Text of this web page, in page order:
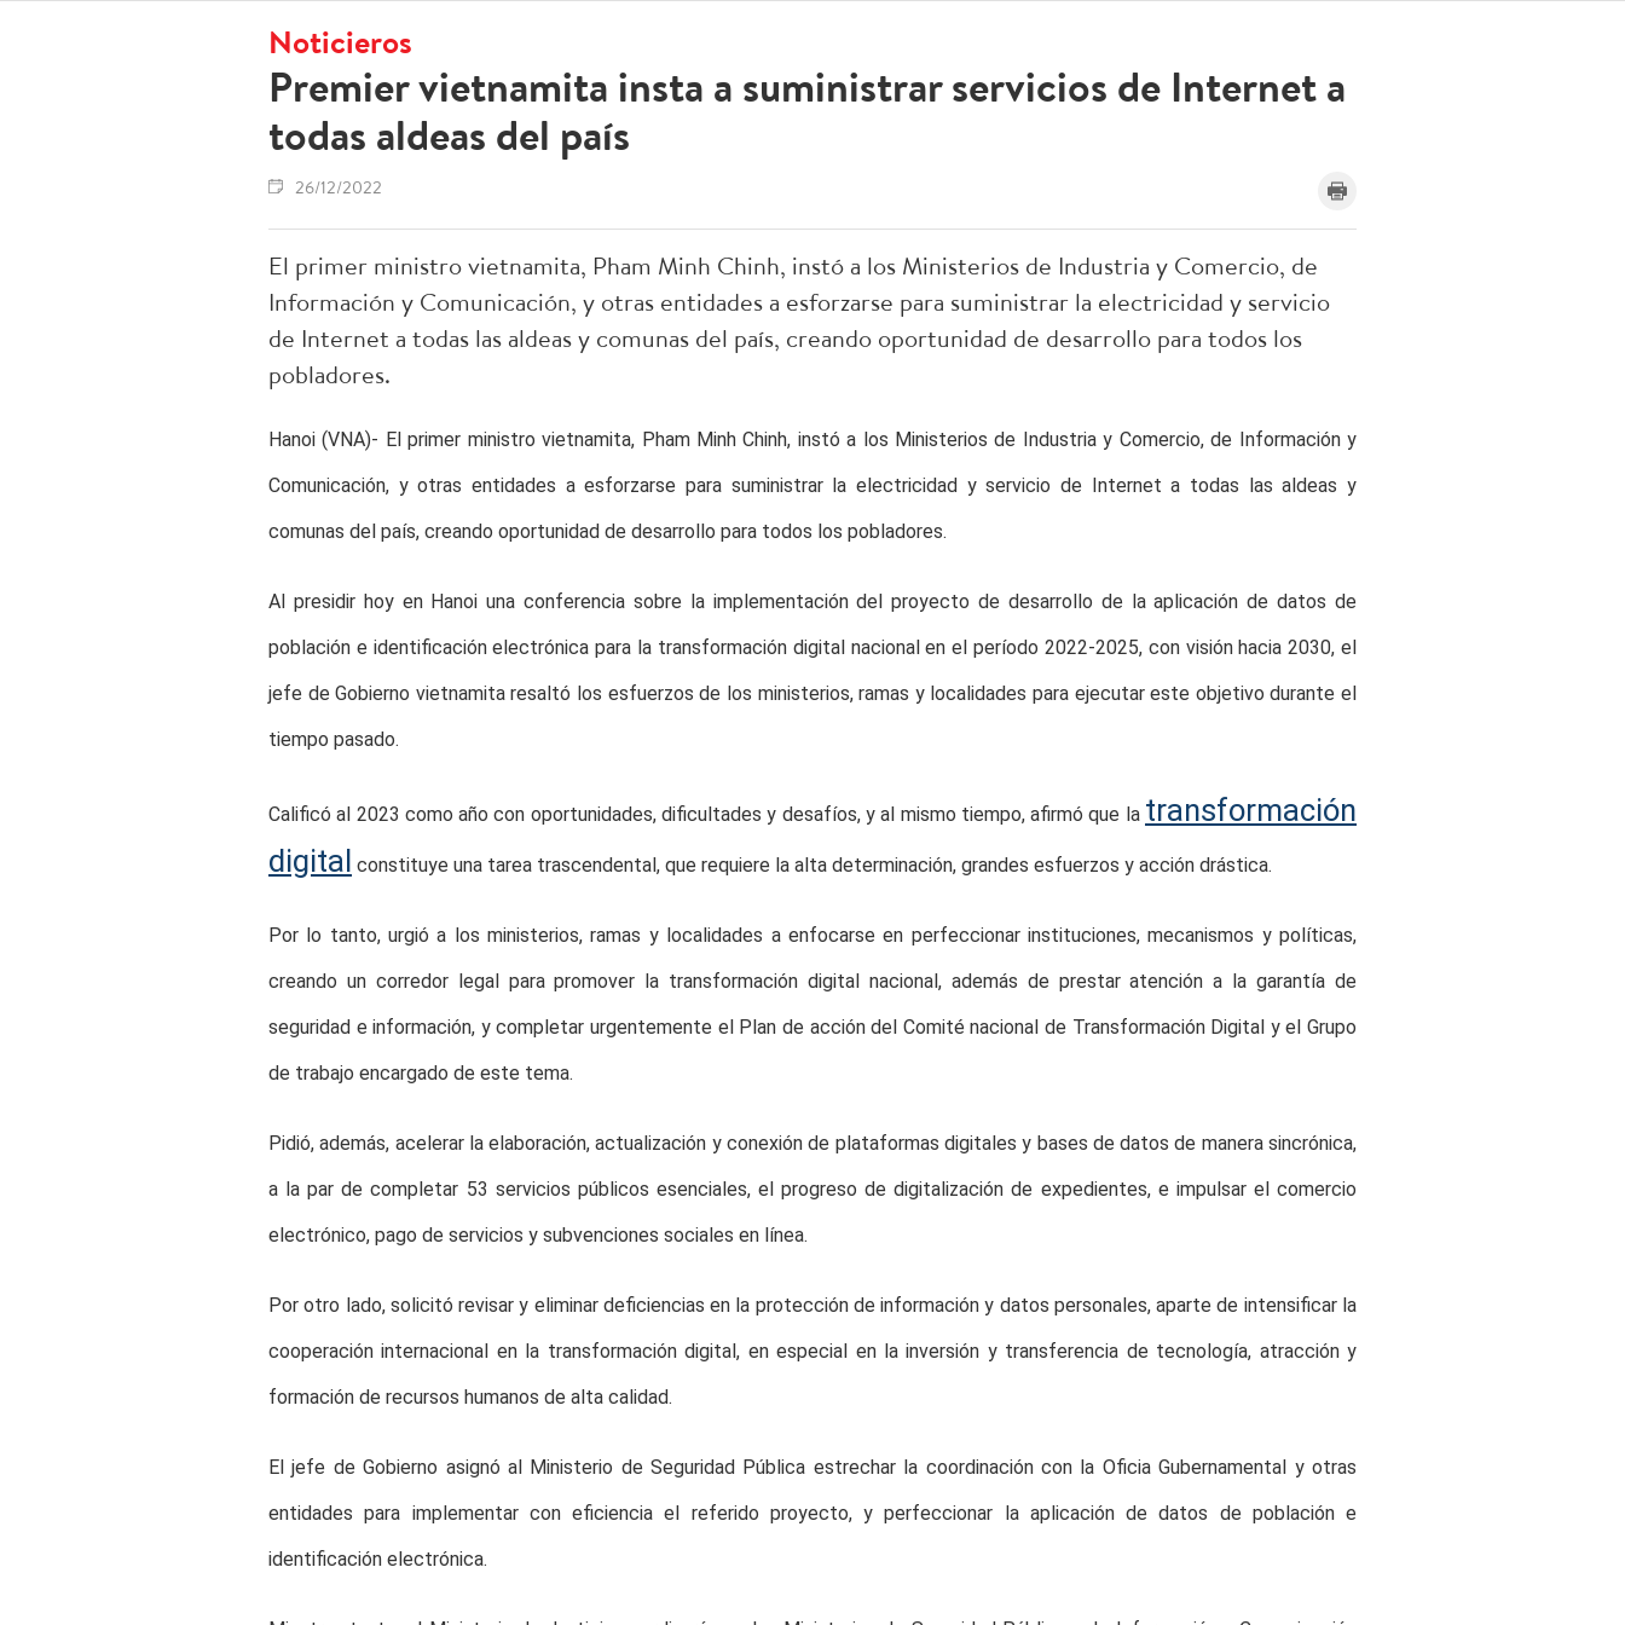
Noticieros
Premier vietnamita insta a suministrar servicios de Internet a
todas aldeas del país
26/12/2022
El primer ministro vietnamita, Pham Minh Chinh, instó a los Ministerios de Industria y Comercio, de
Información y Comunicación, y otras entidades a esforzarse para suministrar la electricidad y servicio
de Internet a todas las aldeas y comunas del país, creando oportunidad de desarrollo para todos los
pobladores.
Hanoi (VNA)- El primer ministro vietnamita, Pham Minh Chinh, instó a los Ministerios de Industria y Comercio, de Información y
Comunicación, y otras entidades a esforzarse para suministrar la electricidad y servicio de Internet a todas las aldeas y
comunas del país, creando oportunidad de desarrollo para todos los pobladores.
Al presidir hoy en Hanoi una conferencia sobre la implementación del proyecto de desarrollo de la aplicación de datos de
población e identificación electrónica para la transformación digital nacional en el período 2022-2025, con visión hacia 2030, el
jefe de Gobierno vietnamita resaltó los esfuerzos de los ministerios, ramas y localidades para ejecutar este objetivo durante el
tiempo pasado.
Calificó al 2023 como año con oportunidades, dificultades y desafíos, y al mismo tiempo, afirmó que la transformación
digital constituye una tarea trascendental, que requiere la alta determinación, grandes esfuerzos y acción drástica.
Por lo tanto, urgió a los ministerios, ramas y localidades a enfocarse en perfeccionar instituciones, mecanismos y políticas,
creando un corredor legal para promover la transformación digital nacional, además de prestar atención a la garantía de
seguridad e información, y completar urgentemente el Plan de acción del Comité nacional de Transformación Digital y el Grupo
de trabajo encargado de este tema.
Pidió, además, acelerar la elaboración, actualización y conexión de plataformas digitales y bases de datos de manera sincrónica,
a la par de completar 53 servicios públicos esenciales, el progreso de digitalización de expedientes, e impulsar el comercio
electrónico, pago de servicios y subvenciones sociales en línea.
Por otro lado, solicitó revisar y eliminar deficiencias en la protección de información y datos personales, aparte de intensificar la
cooperación internacional en la transformación digital, en especial en la inversión y transferencia de tecnología, atracción y
formación de recursos humanos de alta calidad.
El jefe de Gobierno asignó al Ministerio de Seguridad Pública estrechar la coordinación con la Oficia Gubernamental y otras
entidades para implementar con eficiencia el referido proyecto, y perfeccionar la aplicación de datos de población e
identificación electrónica.